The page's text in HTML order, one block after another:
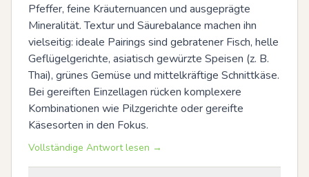
Pfeffer, feine Kräuternuancen und ausgeprägte
Mineralität. Textur und Säurebalance machen ihn
vielseitig: ideale Pairings sind gebratener Fisch, helle
Geflügelgerichte, asiatisch gewürzte Speisen (z. B.
Thai), grünes Gemüse und mittelkräftige Schnittkäse.
Bei gereiften Einzellagen rücken komplexere
Kombinationen wie Pilzgerichte oder gereifte
Käsesorten in den Fokus.
Vollständige Antwort lesen →